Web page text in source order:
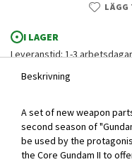
LÄGG
I LAGER
Leveranstid: 1-3 arbetsdagar
HG
Beskrivning
A set of new weapon
second season of
be used by the
the Core Gundam II to